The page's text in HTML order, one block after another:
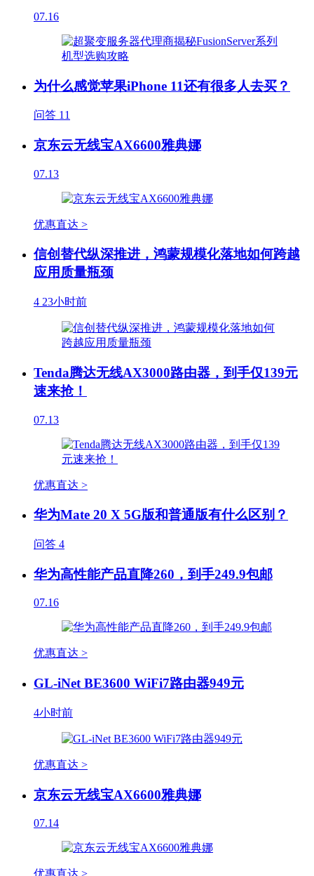
07.16
为什么感觉苹果iPhone 11还有很多人去买？
问答 11
京东云无线宝AX6600雅典娜
07.13
优惠直达 >
信创替代纵深推进，鸿蒙规模化落地如何跨越
应用质量瓶颈
4 23小时前
Tenda腾达无线AX3000路由器，到手仅139元
速来抢！
07.13
优惠直达 >
华为Mate 20 X 5G版和普通版有什么区别？
问答 4
华为高性能产品直降260，到手249.9包邮
07.16
优惠直达 >
GL-iNet BE3600 WiFi7路由器949元
4小时前
优惠直达 >
京东云无线宝AX6600雅典娜
07.14